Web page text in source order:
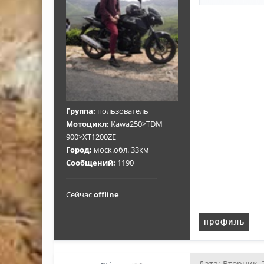
Группа: пользователь
Мотоцикл: Kawa250>TDM
900>XT1200ZE
Город: моск.обл. 33км
Сообщений: 1190
Сейчасoffline